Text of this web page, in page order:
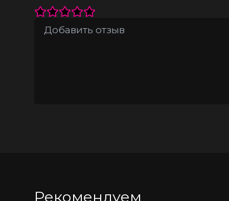
Рекомендуем